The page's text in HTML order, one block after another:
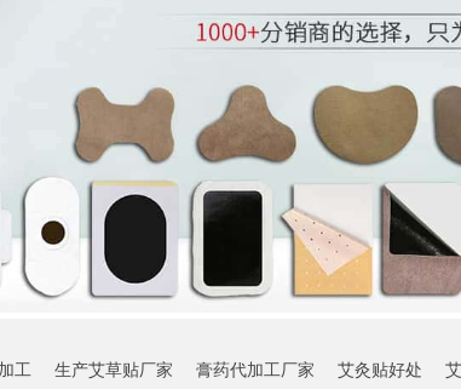
工 生产艾草贴厂家 膏药代加工厂家 艾灸贴好处